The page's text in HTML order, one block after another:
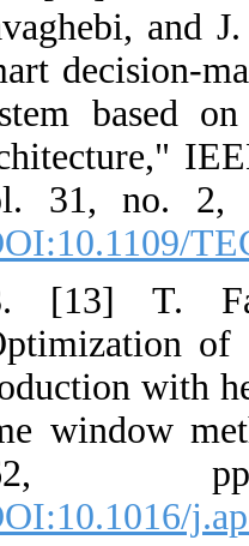
Savaghebi,
smart
system
architecture,"
vol. 31, no.
[DOI:10.1109/
13. [13] T.
"Optimization
production
time window
162,
[DOI:10.1016/